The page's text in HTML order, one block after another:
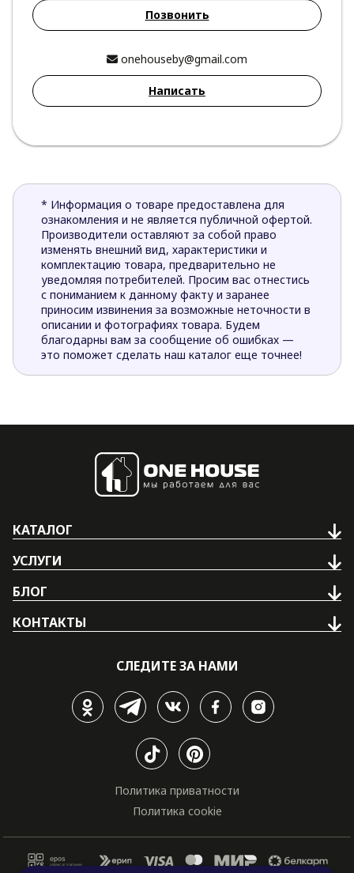
Позвонить
onehouseby@gmail.com
Написать
* Информация о товаре предоставлена для
ознакомления и не является публичной офертой.
Производители оставляют за собой право
изменять внешний вид, характеристики и
комплектацию товара, предварительно не
уведомляя потребителей. Просим вас отнестись
с пониманием к данному факту и заранее
приносим извинения за возможные неточности в
описании и фотографиях товара. Будем
благодарны вам за сообщение об ошибках —
это поможет сделать наш каталог еще точнее!
КАТАЛОГ
УСЛУГИ
БЛОГ
КОНТАКТЫ
СЛЕДИТЕ ЗА НАМИ
Политика приватности
Политика cookie